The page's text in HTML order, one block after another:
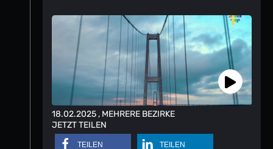
18.02.2025 , MEHRERE BEZIRKE
JETZT TEILEN
TEILEN TEILEN